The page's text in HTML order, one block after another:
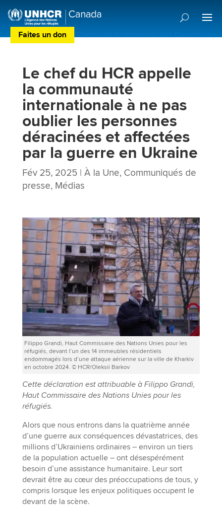
Faites un don Centre de Préférences des Donateurs
Le chef du HCR appelle
la communauté
internationale à ne pas
oublier les personnes
déracinées et affectées
par la guerre en Ukraine
Fév 25, 2025| À la Une, Communiqués de
presse, Médias
Filippo Grandi, Haut Commissaire des Nations Unies pour les
réfugiés, devant l’un des 14 immeubles résidentiels
endommagés lors d’une attaque aérienne sur la ville de Kharkiv
en octobre 2024. © HCR/Oleksii Barkov
Cette déclaration est attribuable à Filippo Grandi,
Haut Commissaire des Nations Unies pour les
réfugiés.
Alors que nous entrons dans la quatrième année
d’une guerre aux conséquences dévastatrices, des
millions d’Ukrainiens ordinaires – environ un tiers
de la population actuelle – ont désespérément
besoin d’une assistance humanitaire. Leur sort
devrait être au cœur des préoccupations de tous, y
compris lorsque les enjeux politiques occupent le
devant de la scène.